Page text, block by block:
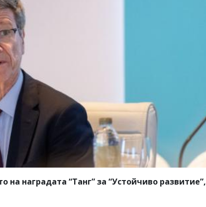
наградата “Танг” за “Устойчиво развитие”,